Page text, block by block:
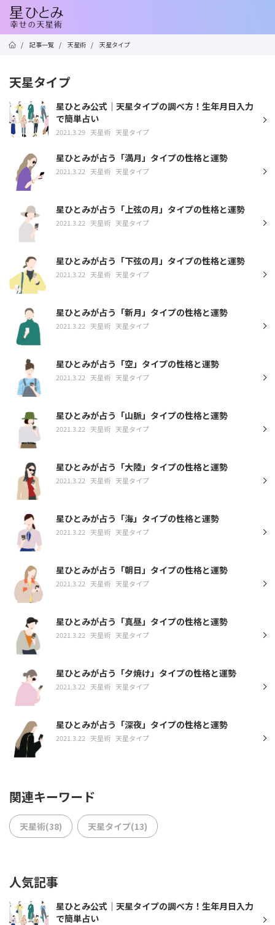
/ 記事一覧 / 天星術 / 天星タイプ
天星タイプ
星ひとみ公式｜天星タイプの調べ方！生年月日入力
で簡単占い
2021.3.29 天星術 天星タイプ
星ひとみが占う「満月」タイプの性格と運勢
2021.3.22 天星術 天星タイプ
星ひとみが占う「上弦の月」タイプの性格と運勢
2021.3.22 天星術 天星タイプ
星ひとみが占う「下弦の月」タイプの性格と運勢
2021.3.22 天星術 天星タイプ
星ひとみが占う「新月」タイプの性格と運勢
2021.3.22 天星術 天星タイプ
星ひとみが占う「空」タイプの性格と運勢
2021.3.22 天星術 天星タイプ
星ひとみが占う「山脈」タイプの性格と運勢
2021.3.22 天星術 天星タイプ
星ひとみが占う「大陸」タイプの性格と運勢
2021.3.22 天星術 天星タイプ
星ひとみが占う「海」タイプの性格と運勢
2021.3.22 天星術 天星タイプ
星ひとみが占う「朝日」タイプの性格と運勢
2021.3.22 天星術 天星タイプ
星ひとみが占う「真昼」タイプの性格と運勢
2021.3.22 天星術 天星タイプ
星ひとみが占う「夕焼け」タイプの性格と運勢
2021.3.22 天星術 天星タイプ
星ひとみが占う「深夜」タイプの性格と運勢
2021.3.22 天星術 天星タイプ
関連キーワード
天星術(38) 天星タイプ(13)
人気記事
星ひとみ公式｜天星タイプの調べ方！生年月日入力
で簡単占い